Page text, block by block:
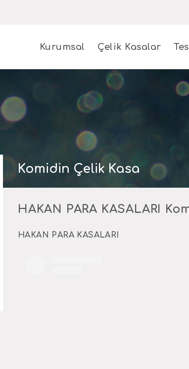
Kurumsal Çelik Kasalar
Komidin Çelik Kasa
HAKAN PARA KASALARI
HAKAN PARA KASALARI